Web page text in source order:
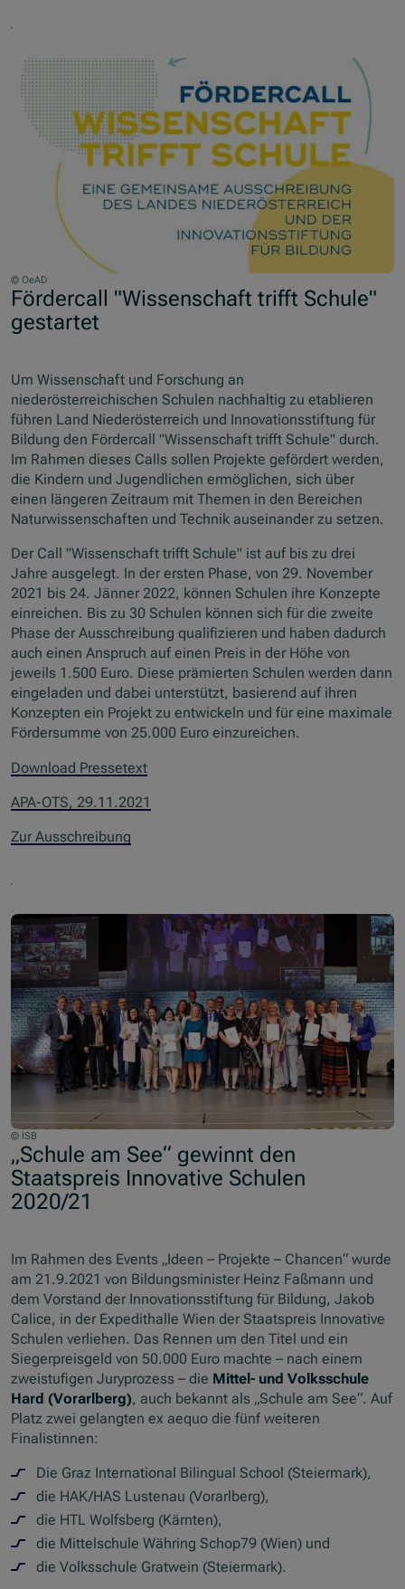
© OeAD
Fördercall "Wissenschaft trifft Schule"
gestartet
Um Wissenschaft und Forschung an
niederösterreichischen Schulen nachhaltig zu etablieren
führen Land Niederösterreich und Innovationsstiftung für
Bildung den Fördercall "Wissenschaft trifft Schule" durch.
Im Rahmen dieses Calls sollen Projekte gefördert werden,
die Kindern und Jugendlichen ermöglichen, sich über
einen längeren Zeitraum mit Themen in den Bereichen
Naturwissenschaften und Technik auseinander zu setzen.
Der Call "Wissenschaft trifft Schule" ist auf bis zu drei
Jahre ausgelegt. In der ersten Phase, von 29. November
2021 bis 24. Jänner 2022, können Schulen ihre Konzepte
einreichen. Bis zu 30 Schulen können sich für die zweite
Phase der Ausschreibung qualifizieren und haben dadurch
auch einen Anspruch auf einen Preis in der Höhe von
jeweils 1.500 Euro. Diese prämierten Schulen werden dann
eingeladen und dabei unterstützt, basierend auf ihren
Konzepten ein Projekt zu entwickeln und für eine maximale
Fördersumme von 25.000 Euro einzureichen.
Download Pressetext
APA-OTS, 29.11.2021
Zur Ausschreibung
© ISB
„Schule am See“ gewinnt den
Staatspreis Innovative Schulen
2020/21
Im Rahmen des Events „Ideen – Projekte – Chancen“ wurde
am 21.9.2021 von Bildungsminister Heinz Faßmann und
dem Vorstand der Innovationsstiftung für Bildung, Jakob
Calice, in der Expedithalle Wien der Staatspreis Innovative
Schulen verliehen. Das Rennen um den Titel und ein
Siegerpreisgeld von 50.000 Euro machte – nach einem
zweistufigen Juryprozess – die Mittel- und Volksschule
Hard (Vorarlberg), auch bekannt als „Schule am See“. Auf
Platz zwei gelangten ex aequo die fünf weiteren
Finalistinnen:
Die Graz International Bilingual School (Steiermark),
die HAK/HAS Lustenau (Vorarlberg),
die HTL Wolfsberg (Kärnten),
die Mittelschule Währing Schop79 (Wien) und
die Volksschule Gratwein (Steiermark).